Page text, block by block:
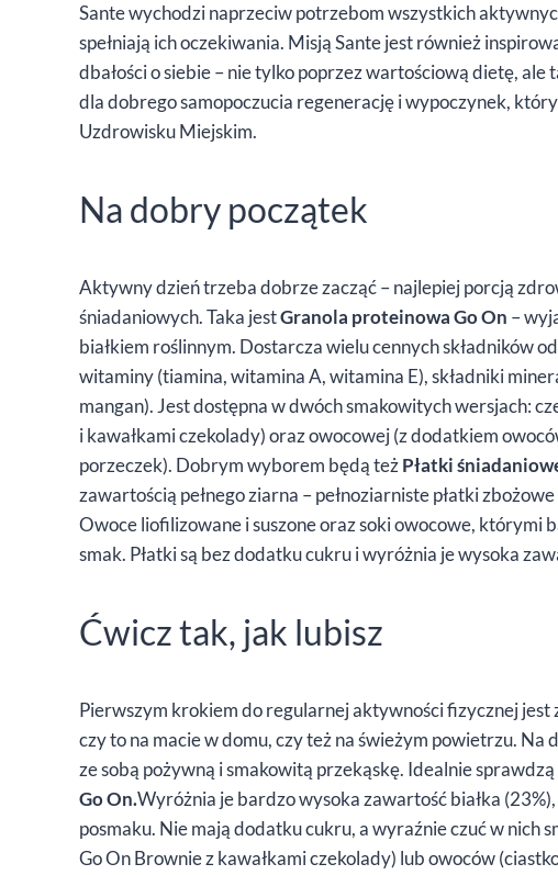
Sante wychodzi naprzeciw potrzebom wszystkich
spełniają ich oczekiwania. Misją Sante jest również
dbałości o siebie – nie tylko poprzez wartościową dietę,
dla dobrego samopoczucia regenerację i wypoczynek,
Uzdrowisku Miejskim.
Na dobry początek
Aktywny dzień trzeba dobrze zacząć – najlepiej porcją
śniadaniowych. Taka jestGranola proteinowa Go On –
białkiem roślinnym. Dostarcza wielu cennych składników
witaminy (tiamina, witamina A, witamina E), składniki
mangan). Jest dostępna w dwóch smakowitych wersjach:
i kawałkami czekolady) oraz owocowej (z dodatkiem
porzeczek). Dobrym wyborem będą teżPłatki
zawartością pełnego ziarna – pełnoziarniste płatki
Owoce liofilizowane i suszone oraz soki owocowe, którymi
smak. Płatki są bez dodatku cukru i wyróżnia je wysoka
Ćwicz tak, jak lubisz
Pierwszym krokiem do regularnej aktywności fizycznej
czy to na macie w domu, czy też na świeżym powietrzu. Na
ze sobą pożywną i smakowitą przekąskę. Idealnie
Go On.Wyróżnia je bardzo wysoka zawartość białka
posmaku. Nie mają dodatku cukru, a wyraźnie czuć w nich
Go On Brownie z kawałkami czekolady) lub owoców